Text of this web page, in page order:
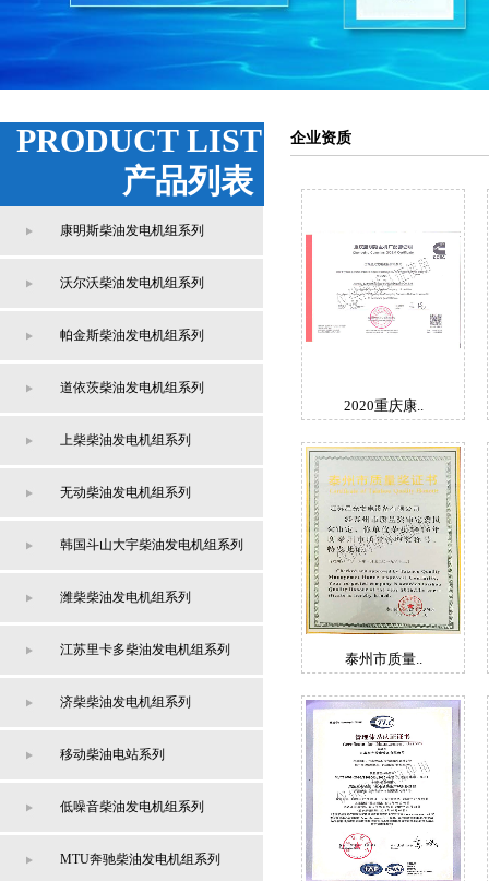
PRODUCT LIST
产品列表
康明斯柴油发电机组系列
沃尔沃柴油发电机组系列
帕金斯柴油发电机组系列
道依茨柴油发电机组系列
上柴柴油发电机组系列
无动柴油发电机组系列
韩国斗山大宇柴油发电机组系列
潍柴柴油发电机组系列
江苏里卡多柴油发电机组系列
济柴柴油发电机组系列
移动柴油电站系列
低噪音柴油发电机组系列
MTU奔驰柴油发电机组系列
企业资质
2020重庆康..
泰州市质量..